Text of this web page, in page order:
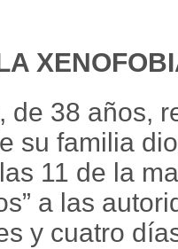
de 38 años,
su familia
11 de la
a las
y cuatro